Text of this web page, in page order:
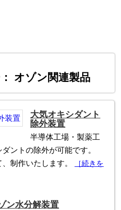
オゾン関連製品
大気オキシダント
除外装置
半導体工場・製薬工
ントの除外が可能です。
制作いたします。
［続きを
ン水分解装置